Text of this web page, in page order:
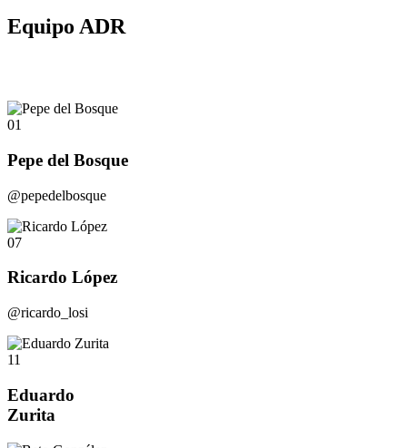
Equipo ADR
01
Pepe del Bosque
@pepedelbosque
07
Ricardo López
@ricardo_losi
11
Eduardo
Zurita